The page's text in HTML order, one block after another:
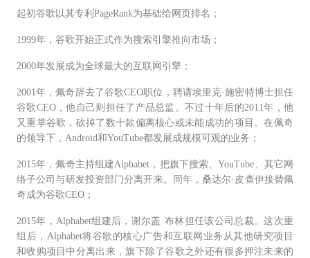
起初谷歌以其专利PageRank为基础给网页排名；
1999年，谷歌开始正式作为搜索引擎推向市场；
2000年发展成为全球最大的互联网引擎；
2001年，佩奇辞去了谷歌CEO职位，聘请埃里克·施密特博士担任
谷歌CEO，他自己则担任了产品总监。不过十年后的2011年，他
又重掌谷歌，砍掉了数十款偏离核心或未能成功的项目。在佩奇
的领导下，Android和YouTube都发展成规模可观的业务；
2015年，佩奇主持组建Alphabet，把旗下搜索、YouTube、其它网
络子公司与研发投资部门分离开来。同年，桑达尔·皮查伊接替佩
奇成为谷歌CEO；
2015年，Alphabet组建后，谢尔盖·布林担任该公司总裁。这次重
组后，Alphabet将谷歌的核心广告和互联网业务从其他研究项目
和收购项目中分离出来，旗下除了谷歌之外还有很多押注未来的